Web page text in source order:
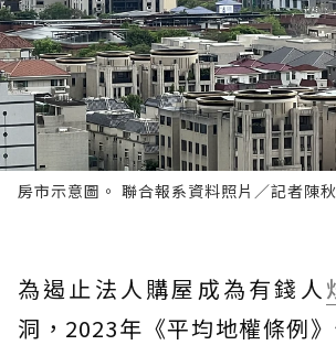
房市示意圖。 聯合報系資料照片／記者陳
為遏止法人購屋成為有錢人
洞，2023年《平均地權條例